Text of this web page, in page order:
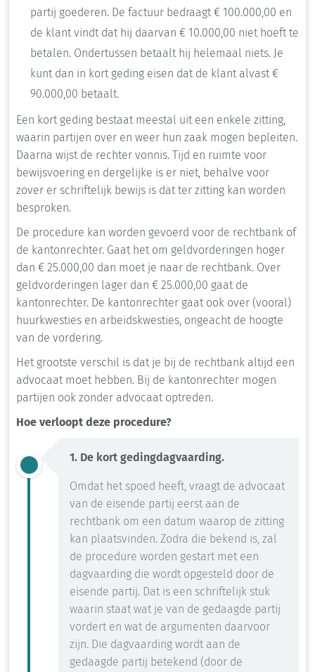
partij goederen. De factuur bedraagt € 100.000,00 en
de klant vindt dat hij daarvan € 10.000,00 niet hoeft te
betalen. Ondertussen betaalt hij helemaal niets. Je
kunt dan in kort geding eisen dat de klant alvast €
90.000,00 betaalt.
Een kort geding bestaat meestal uit een enkele zitting,
waarin partijen over en weer hun zaak mogen bepleiten.
Daarna wijst de rechter vonnis. Tijd en ruimte voor
bewijsvoering en dergelijke is er niet, behalve voor
zover er schriftelijk bewijs is dat ter zitting kan worden
besproken.
De procedure kan worden gevoerd voor de rechtbank of
de kantonrechter. Gaat het om geldvorderingen hoger
dan € 25.000,00 dan moet je naar de rechtbank. Over
geldvorderingen lager dan € 25.000,00 gaat de
kantonrechter. De kantonrechter gaat ook over (vooral)
huurkwesties en arbeidskwesties, ongeacht de hoogte
van de vordering.
Het grootste verschil is dat je bij de rechtbank altijd een
advocaat moet hebben. Bij de kantonrechter mogen
partijen ook zonder advocaat optreden.
Hoe verloopt deze procedure?
1. De kort gedingdagvaarding.
Omdat het spoed heeft, vraagt de advocaat
van de eisende partij eerst aan de
rechtbank om een datum waarop de zitting
kan plaatsvinden. Zodra die bekend is, zal
de procedure worden gestart met een
dagvaarding die wordt opgesteld door de
eisende partij. Dat is een schriftelijk stuk
waarin staat wat je van de gedaagde partij
vordert en wat de argumenten daarvoor
zijn. Die dagvaarding wordt aan de
gedaagde partij betekend (door de